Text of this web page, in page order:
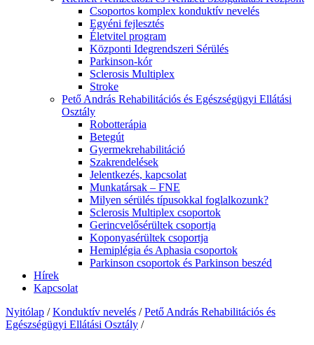
Csoportos komplex konduktív nevelés
Egyéni fejlesztés
Életvitel program
Központi Idegrendszeri Sérülés
Parkinson-kór
Sclerosis Multiplex
Stroke
Pető András Rehabilitációs és Egészségügyi Ellátási
Osztály
Robotterápia
Betegút
Gyermekrehabilitáció
Szakrendelések
Jelentkezés, kapcsolat
Munkatársak – FNE
Milyen sérülés típusokkal foglalkozunk?
Sclerosis Multiplex csoportok
Gerincvelősérültek csoportja
Koponyasérültek csoportja
Hemiplégia és Aphasia csoportok
Parkinson csoportok és Parkinson beszéd
Hírek
Kapcsolat
Nyitólap / Konduktív nevelés / Pető András Rehabilitációs és
Egészségügyi Ellátási Osztály /